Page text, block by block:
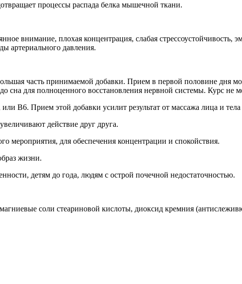
процессы распада белка мышечной ткани.
внимание, плохая концентрация, слабая стрессоустойчивость,
артериального давления.
часть принимаемой добавки. Прием в первой половине дня
сна для полноценного восстановления нервной системы. Курс не
В6. Прием этой добавки усилит результат от массажа лица и
действие друг друга.
мероприятия, для обеспечения концентрации и спокойствия.
жизни.
детям до года, людям с острой почечной недостаточностью.
соли стеариновой кислоты, диоксид кремния